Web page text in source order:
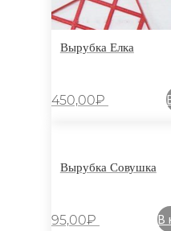
Вырубка Елка
450,00₽
Вырубка Совушка
95,00₽ В